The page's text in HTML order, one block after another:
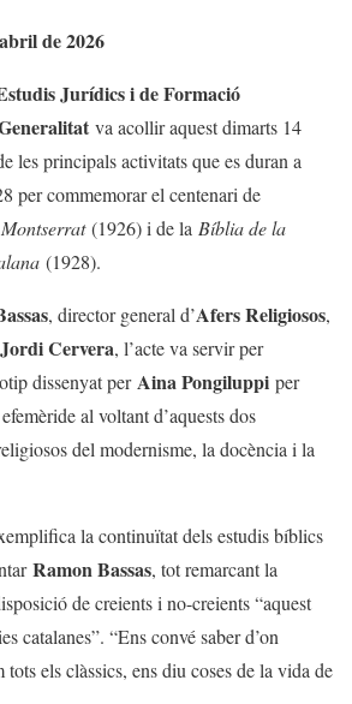
de 2026
Jurídics i de Formació
va acollir aquest dimarts 14
les principals activitats que es duran a
per commemorar el centenari de
(1926) i de la Bíblia de la
(1928).
, director general d’Afers Religiosos,
Jordi Cervera, l’acte va servir per
dissenyat perAina Pongiluppi per
al voltant d’aquests dos
del modernisme, la docència i la
la continuïtat dels estudis bíblics
Ramon Bassas, tot remarcant la
de creients i no-creients “aquest
catalanes”. “Ens convé saber d’on
tots els clàssics, ens diu coses de la vida de